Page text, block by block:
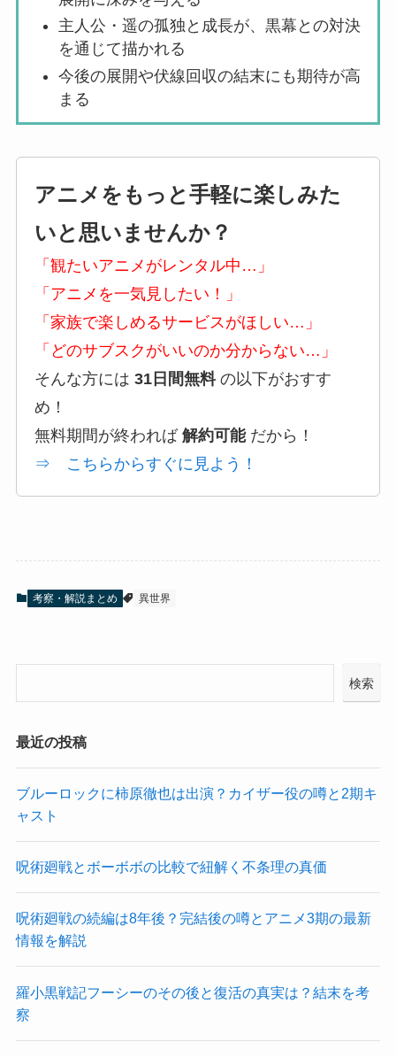
主人公・遥の孤独と成長が、黒幕との対決
を通じて描かれる
今後の展開や伏線回収の結末にも期待が高
まる
アニメをもっと手軽に楽しみた
いと思いませんか？
「観たいアニメがレンタル中…」
「アニメを一気見したい！」
「家族で楽しめるサービスがほしい…」
「どのサブスクがいいのか分からない…」
そんな方には 31日間無料の以下がおすす
め！
無料期間が終われば 解約可能だから！
⇒ こちらからすぐに見よう！
考察・解説まとめ 異世界
検索
最近の投稿
ブルーロックに柿原徹也は出演？カイザー役の噂と2期キ
ャスト
呪術廻戦とボーボボの比較で紐解く不条理の真価
呪術廻戦の続編は8年後？完結後の噂とアニメ3期の最新
情報を解説
羅小黒戦記フーシーのその後と復活の真実は？結末を考
察